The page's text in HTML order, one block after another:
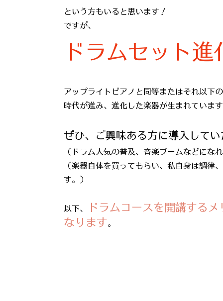
という方もいると思います！
ですが、
ドラムセット
アップライトピアノと同等またはそれ以下
時代が進み、進化した楽器が生まれていま
ぜひ、ご興味ある方に導入して
（ドラム人気の普及、音楽ブームなどにな
（楽器自体を買ってもらい、私自身は調律
す。）
以下、
ドラムコースを開講する
なります。